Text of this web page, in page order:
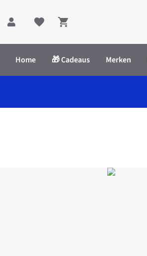
Shopping cart
Home 🎁 Cadeaus Merken